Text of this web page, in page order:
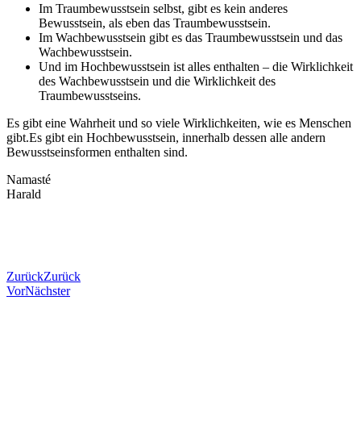
Im Traumbewusstsein selbst, gibt es kein anderes
Bewusstsein, als eben das Traumbewusstsein.
Im Wachbewusstsein gibt es das Traumbewusstsein und das
Wachbewusstsein.
Und im Hochbewusstsein ist alles enthalten – die Wirklichkeit
des Wachbewusstsein und die Wirklichkeit des
Traumbewusstseins.
Es gibt eine Wahrheit und so viele Wirklichkeiten, wie es Menschen
gibt.Es gibt ein Hochbewusstsein, innerhalb dessen alle andern
Bewusstseinsformen enthalten sind.
Namasté
Harald
ZurückZurück
VorNächster